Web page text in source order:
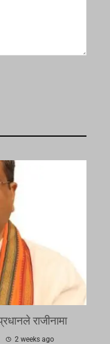
राजीनामा
2 weeks ago